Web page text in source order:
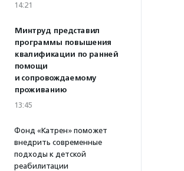
14:21
Минтруд представил
программы повышения
квалификации по ранней
помощи
и сопровождаемому
проживанию
13:45
Фонд «Катрен» поможет
внедрить современные
подходы к детской
реабилитации